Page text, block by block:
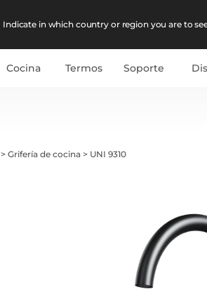
Indicate in which country or region you are to
Cocina Termos Soporte
>Grifería de cocina > UNI 9310